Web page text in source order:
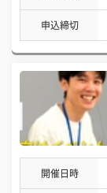
申込締切
開催日時